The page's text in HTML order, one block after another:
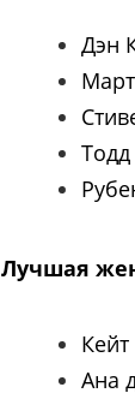
Дэн
Лучшая
Ана